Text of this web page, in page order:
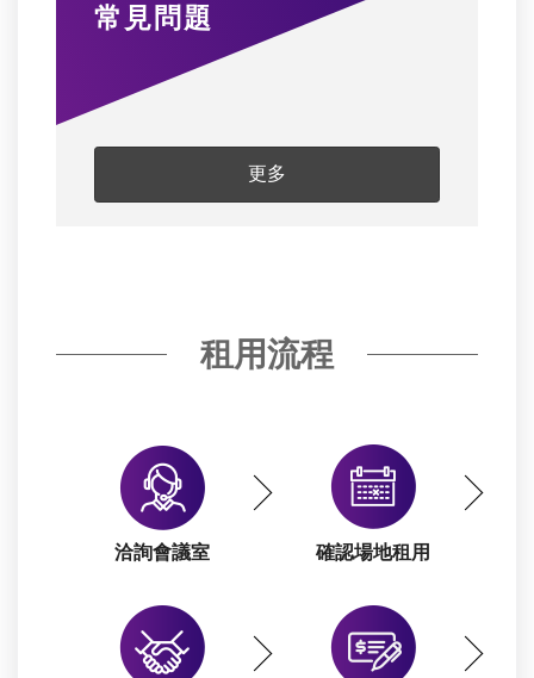
常見問題
更多
租用流程
洽詢會議室 確認場地租用